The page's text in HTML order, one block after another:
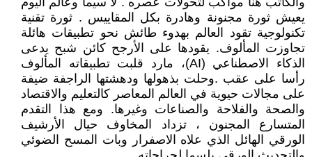
يعيش ثورة مجنونة وهادرة بكل المقاييس . ثورة تقنية
تكنولوجية تقود العالم بهدوء طائش نحو تطبيقات هائلة
تجاوزت المألوف. يقودها على الأرجح كائن شبح يدعى
الذكاء الاصطناعي (AI)، مارد قلبت تطبيقاته المألوف
رأسا على عقب .وحلت بذهولها ودهشتها الراجفة ضيفة
على مجالات حيوية في العالم المعاصر كالتعليم والاقتصاد
والصحة والفلاحة والصناعات وغيرها. ومع هذا التقدم
المتسارع المجنون ، تزداد المخاوف حيال الأرشيف
الورقي الهائل الذي علاه الاصفرار وبات المسح الضوئي